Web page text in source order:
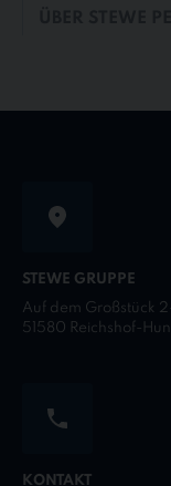
STEWE GRUPPE
Auf dem Großstück
51580 Reichshof-
KONTAKT